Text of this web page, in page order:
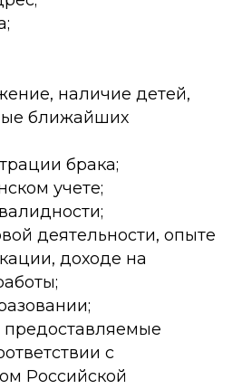
наличие детей,
ближайших
брака;
учете;
деятельности, опыте
доходе на
с
Российской